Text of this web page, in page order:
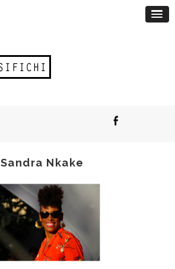
Sandra Nkake